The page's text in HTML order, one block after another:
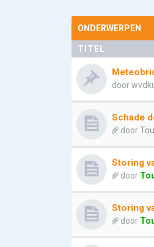
ONDERWERPEN
TITEL
door
Schade
door
Storing
door
Storing
door